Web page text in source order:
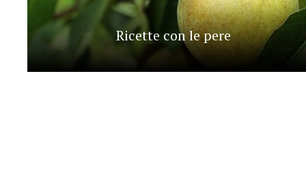
Ricette con le pere